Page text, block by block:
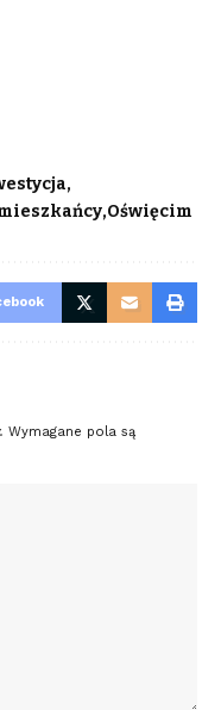
Oświęcim
Wymagane pola są